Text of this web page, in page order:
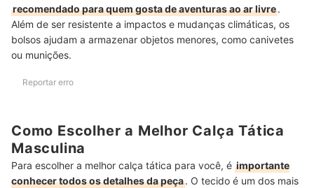
recomendado para quem gosta de aventuras ao ar livre.
Além de ser resistente a impactos e mudanças climáticas, os
bolsos ajudam a armazenar objetos menores, como canivetes
ou munições.
Reportar erro
Como Escolher a Melhor Calça Tática
Masculina
Para escolher a melhor calça tática para você, é importante
conhecer todos os detalhes da peça. O tecido é um dos mais